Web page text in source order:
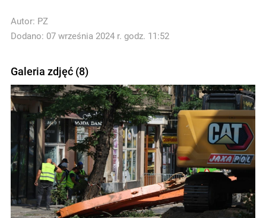
Autor: PZ
Dodano: 07 września 2024 r. godz. 11:52
Galeria zdjęć (8)